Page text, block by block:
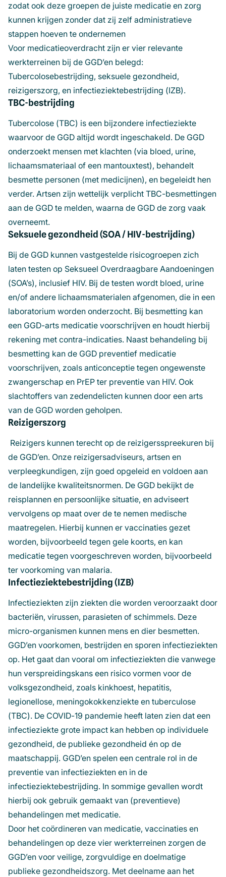
zodat ook deze groepen de juiste medicatie en zorg
kunnen krijgen zonder dat zij zelf administratieve
stappen hoeven te ondernemen
Voor medicatieoverdracht zijn er vier relevante
werkterreinen bij de GGD’en belegd:
Tubercolosebestrijding, seksuele gezondheid,
reizigerszorg, en infectieziektebestrijding (IZB).
TBC-bestrijding
Tubercolose (TBC) is een bijzondere infectieziekte
waarvoor de GGD altijd wordt ingeschakeld. De GGD
onderzoekt mensen met klachten (via bloed, urine,
lichaamsmateriaal of een mantouxtest), behandelt
besmette personen (met medicijnen), en begeleidt hen
verder. Artsen zijn wettelijk verplicht TBC-besmettingen
aan de GGD te melden, waarna de GGD de zorg vaak
overneemt.
Seksuele gezondheid (SOA / HIV-bestrijding)
Bij de GGD kunnen vastgestelde risicogroepen zich
laten testen op Seksueel Overdraagbare Aandoeningen
(SOA’s), inclusief HIV. Bij de testen wordt bloed, urine
en/of andere lichaamsmaterialen afgenomen, die in een
laboratorium worden onderzocht. Bij besmetting kan
een GGD-arts medicatie voorschrijven en houdt hierbij
rekening met contra-indicaties. Naast behandeling bij
besmetting kan de GGD preventief medicatie
voorschrijven, zoals anticonceptie tegen ongewenste
zwangerschap en PrEP ter preventie van HIV. Ook
slachtoffers van zedendelicten kunnen door een arts
van de GGD worden geholpen.
Reizigerszorg
Reizigers kunnen terecht op de reizigersspreekuren bij
de GGD’en. Onze reizigersadviseurs, artsen en
verpleegkundigen, zijn goed opgeleid en voldoen aan
de landelijke kwaliteitsnormen. De GGD bekijkt de
reisplannen en persoonlijke situatie, en adviseert
vervolgens op maat over de te nemen medische
maatregelen. Hierbij kunnen er vaccinaties gezet
worden, bijvoorbeeld tegen gele koorts, en kan
medicatie tegen voorgeschreven worden, bijvoorbeeld
ter voorkoming van malaria.
Infectieziektebestrijding (IZB)
Infectieziekten zijn ziekten die worden veroorzaakt door
bacteriën, virussen, parasieten of schimmels. Deze
micro-organismen kunnen mens en dier besmetten.
GGD’en voorkomen, bestrijden en sporen infectieziekten
op. Het gaat dan vooral om infectieziekten die vanwege
hun verspreidingskans een risico vormen voor de
volksgezondheid, zoals kinkhoest, hepatitis,
legionellose, meningokokkenziekte en tuberculose
(TBC). De COVID-19 pandemie heeft laten zien dat een
infectieziekte grote impact kan hebben op individuele
gezondheid, de publieke gezondheid én op de
maatschappij. GGD’en spelen een centrale rol in de
preventie van infectieziekten en in de
infectieziektebestrijding. In sommige gevallen wordt
hierbij ook gebruik gemaakt van (preventieve)
behandelingen met medicatie.
Door het coördineren van medicatie, vaccinaties en
behandelingen op deze vier werkterreinen zorgen de
GGD’en voor veilige, zorgvuldige en doelmatige
publieke gezondheidszorg. Met deelname aan het